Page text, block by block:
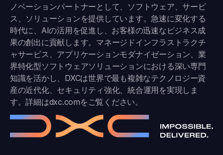
ノベーションパートナーとして、ソフトウェア、サービ
ス、ソリューションを提供しています。急速に変化する
時代に、AIの活用を促進し、お客様の迅速なビジネス成
果の創出に貢献します。マネージドインフラストラクチ
ャサービス、アプリケーションモダナイゼーション、業
界特化型ソフトウェアソリューションにおける深い専門
知識を活かし、DXCは世界で最も複雑なテクノロジー資
産の近代化、セキュリティ強化、統合運用を実現しま
す。詳細はdxc.comをご覧ください。